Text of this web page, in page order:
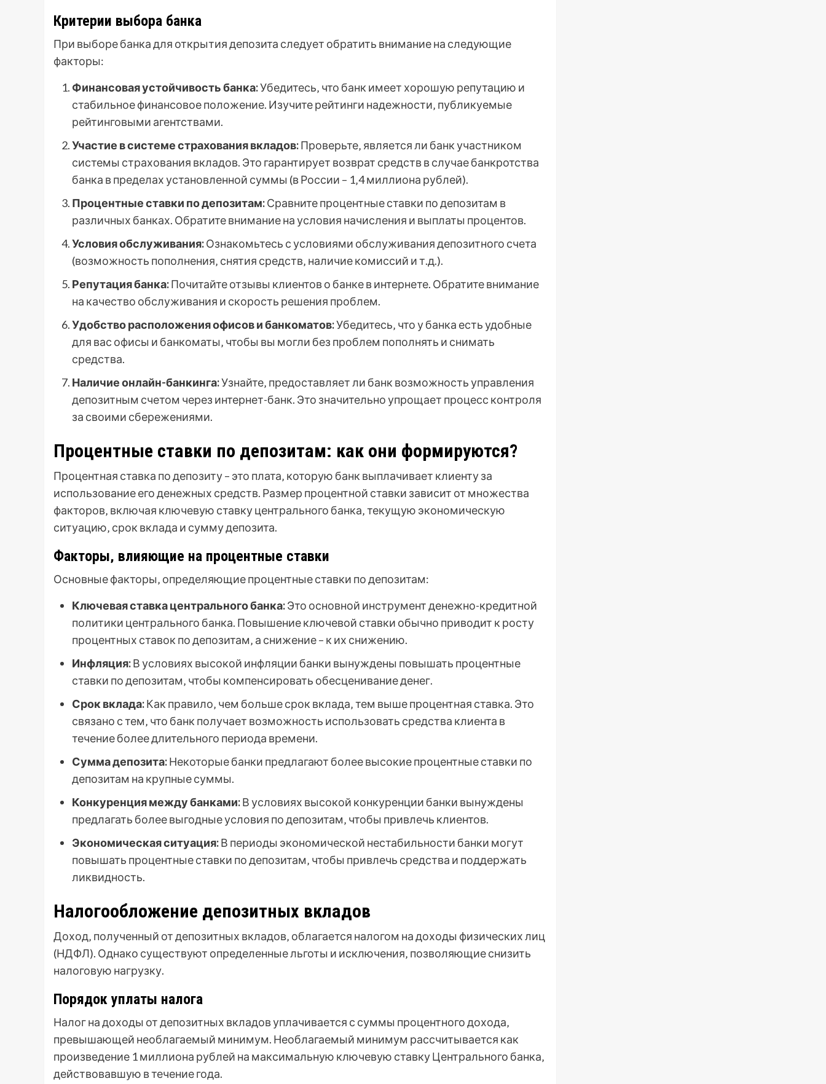
Критерии выбора банка
При выборе банка для открытия депозита следует обратить внимание на следующие
факторы:
Финансовая устойчивость банка:Убедитесь‚ что банк имеет хорошую репутацию и
стабильное финансовое положение. Изучите рейтинги надежности‚ публикуемые
рейтинговыми агентствами.
Участие в системе страхования вкладов:Проверьте‚ является ли банк участником
системы страхования вкладов. Это гарантирует возврат средств в случае банкротства
банка в пределах установленной суммы (в России – 1‚4 миллиона рублей).
Процентные ставки по депозитам:Сравните процентные ставки по депозитам в
различных банках. Обратите внимание на условия начисления и выплаты процентов.
Условия обслуживания:Ознакомьтесь с условиями обслуживания депозитного счета
(возможность пополнения‚ снятия средств‚ наличие комиссий и т.д.).
Репутация банка:Почитайте отзывы клиентов о банке в интернете. Обратите внимание
на качество обслуживания и скорость решения проблем.
Удобство расположения офисов и банкоматов:Убедитесь‚ что у банка есть удобные
для вас офисы и банкоматы‚ чтобы вы могли без проблем пополнять и снимать
средства.
Наличие онлайн-банкинга:Узнайте‚ предоставляет ли банк возможность управления
депозитным счетом через интернет-банк. Это значительно упрощает процесс контроля
за своими сбережениями.
Процентные ставки по депозитам: как они формируются?
Процентная ставка по депозиту – это плата‚ которую банк выплачивает клиенту за
использование его денежных средств. Размер процентной ставки зависит от множества
факторов‚ включая ключевую ставку центрального банка‚ текущую экономическую
ситуацию‚ срок вклада и сумму депозита.
Факторы‚ влияющие на процентные ставки
Основные факторы‚ определяющие процентные ставки по депозитам:
Ключевая ставка центрального банка:Это основной инструмент денежно-кредитной
политики центрального банка. Повышение ключевой ставки обычно приводит к росту
процентных ставок по депозитам‚ а снижение – к их снижению.
Инфляция:В условиях высокой инфляции банки вынуждены повышать процентные
ставки по депозитам‚ чтобы компенсировать обесценивание денег.
Срок вклада:Как правило‚ чем больше срок вклада‚ тем выше процентная ставка. Это
связано с тем‚ что банк получает возможность использовать средства клиента в
течение более длительного периода времени.
Сумма депозита:Некоторые банки предлагают более высокие процентные ставки по
депозитам на крупные суммы.
Конкуренция между банками:В условиях высокой конкуренции банки вынуждены
предлагать более выгодные условия по депозитам‚ чтобы привлечь клиентов.
Экономическая ситуация:В периоды экономической нестабильности банки могут
повышать процентные ставки по депозитам‚ чтобы привлечь средства и поддержать
ликвидность.
Налогообложение депозитных вкладов
Доход‚ полученный от депозитных вкладов‚ облагается налогом на доходы физических лиц
(НДФЛ). Однако существуют определенные льготы и исключения‚ позволяющие снизить
налоговую нагрузку.
Порядок уплаты налога
Налог на доходы от депозитных вкладов уплачивается с суммы процентного дохода‚
превышающей необлагаемый минимум. Необлагаемый минимум рассчитывается как
произведение 1 миллиона рублей на максимальную ключевую ставку Центрального банка‚
действовавшую в течение года.